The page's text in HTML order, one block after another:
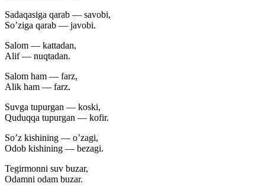
Sadaqasiga qarab — savobi,
So’ziga qarab — javobi.
Salom — kattadan,
Alif — nuqtadan.
Salom ham — farz,
Alik ham — farz.
Suvga tupurgan — koski,
Quduqqa tupurgan — kofir.
So’z kishining — o’zagi,
Odob kishining — bezagi.
Tegirmonni suv buzar,
Odamni odam buzar.